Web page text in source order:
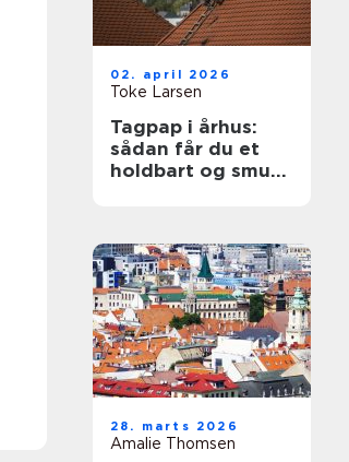
02. april 2026
Toke Larsen
Tagpap i århus:
sådan får du et
holdbart og smukt
28. marts 2026
Amalie Thomsen